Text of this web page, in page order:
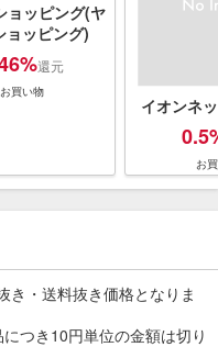
ョッピング(ヤ
ョッピング)
還元
お買い物
イオンネ
お
き・送料抜き価格となりま
つき10円単位の金額は切り